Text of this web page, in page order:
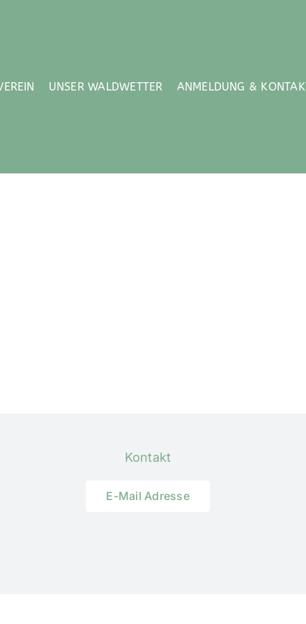
UNSER WALDWETTER ANMELDUNG &
Kontakt
E-Mail Adresse